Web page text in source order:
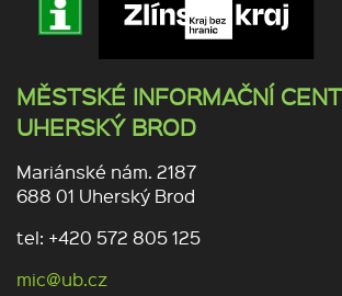
MĚSTSKÉ INFORMAČNÍ
UHERSKÝ BROD
Mariánské nám. 2187
688 01 Uherský Brod
tel: +420 572 805 125
mic@ub.cz